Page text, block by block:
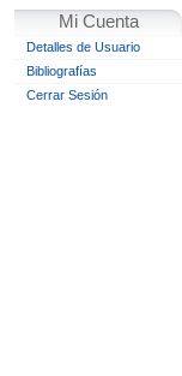
Mi Cuenta
Detalles de Usuario
Bibliografías
Cerrar Sesión